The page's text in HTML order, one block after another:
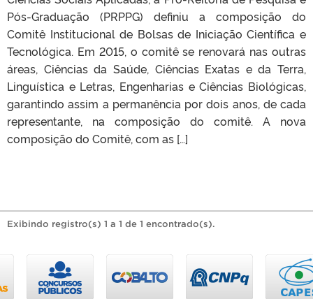
Pós-Graduação (PRPPG) definiu a composição do
Comitê Institucional de Bolsas de Iniciação Científica e
Tecnológica. Em 2015, o comitê se renovará nas outras
áreas, Ciências da Saúde, Ciências Exatas e da Terra,
Linguística e Letras, Engenharias e Ciências Biológicas,
garantindo assim a permanência por dois anos, de cada
representante, na composição do comitê. A nova
composição do Comitê, com as […]
Exibindo registro(s) 1 a 1 de 1 encontrado(s).